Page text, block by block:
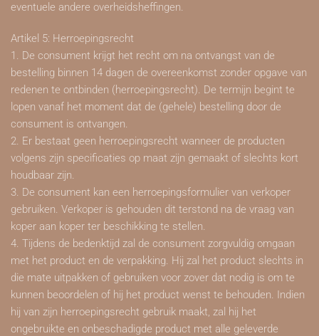
eventuele andere overheidsheffingen.
Artikel 5: Herroepingsrecht
1. De consument krijgt het recht om na ontvangst van de
bestelling binnen 14 dagen de overeenkomst zonder opgave van
redenen te ontbinden (herroepingsrecht). De termijn begint te
lopen vanaf het moment dat de (gehele) bestelling door de
consument is ontvangen.
2. Er bestaat geen herroepingsrecht wanneer de producten
volgens zijn specificaties op maat zijn gemaakt of slechts kort
houdbaar zijn.
3. De consument kan een herroepingsformulier van verkoper
gebruiken. Verkoper is gehouden dit terstond na de vraag van
koper aan koper ter beschikking te stellen.
4. Tijdens de bedenktijd zal de consument zorgvuldig omgaan
met het product en de verpakking. Hij zal het product slechts in
die mate uitpakken of gebruiken voor zover dat nodig is om te
kunnen beoordelen of hij het product wenst te behouden. Indien
hij van zijn herroepingsrecht gebruik maakt, zal hij het
ongebruikte en onbeschadigde product met alle geleverde